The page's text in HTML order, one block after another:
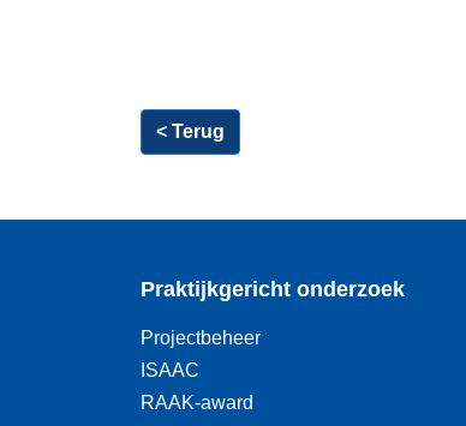
< Terug
Praktijkgericht onderzoek
Projectbeheer
ISAAC
RAAK-award